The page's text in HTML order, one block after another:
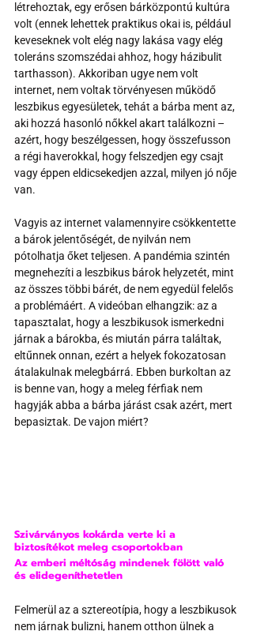
létrehoztak, egy erősen bárközpontú kultúra
volt (ennek lehettek praktikus okai is, például
keveseknek volt elég nagy lakása vagy elég
toleráns szomszédai ahhoz, hogy házibulit
tarthasson). Akkoriban ugye nem volt
internet, nem voltak törvényesen működő
leszbikus egyesületek, tehát a bárba ment az,
aki hozzá hasonló nőkkel akart találkozni –
azért, hogy beszélgessen, hogy összefusson
a régi haverokkal, hogy felszedjen egy csajt
vagy éppen eldicsekedjen azzal, milyen jó nője
van.
Vagyis az internet valamennyire csökkentette
a bárok jelentőségét, de nyilván nem
pótolhatja őket teljesen. A pandémia szintén
megnehezíti a leszbikus bárok helyzetét, mint
az összes többi bárét, de nem egyedül felelős
a problémáért. A videóban elhangzik: az a
tapasztalat, hogy a leszbikusok ismerkedni
járnak a bárokba, és miután párra találtak,
eltűnnek onnan, ezért a helyek fokozatosan
átalakulnak melegbárrá. Ebben burkoltan az
is benne van, hogy a meleg férfiak nem
hagyják abba a bárba járást csak azért, mert
bepasiztak. De vajon miért?
Szivárványos kokárda verte ki a
biztosítékot meleg csoportokban
Az emberi méltóság mindenek fölött való
és elidegeníthetetlen
Felmerül az a sztereotípia, hogy a leszbikusok
nem járnak bulizni, hanem otthon ülnek a